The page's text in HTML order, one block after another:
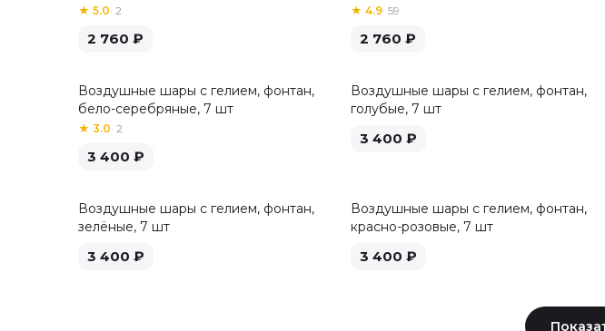
★ 5.0· 2
2 760 ₽
★ 4.9· 59
2 760 ₽
Воздушные шары с гелием, фонтан,
бело-серебряные, 7 шт
★ 3.0· 2
3 400 ₽
Воздушные шары с гелием, фонтан,
голубые, 7 шт
3 400 ₽
Воздушные шары с гелием, фонтан,
зелёные, 7 шт
3 400 ₽
Воздушные шары с гелием, фонтан,
красно-розовые, 7 шт
3 400 ₽